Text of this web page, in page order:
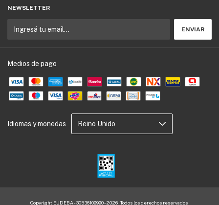
NEWSLETTER
Medios de pago
Idiomas y monedas
Copyright EUDEBA - 30536109990 - 2026. Todos los derechos reservados.